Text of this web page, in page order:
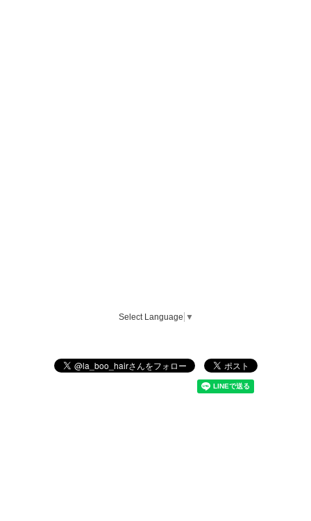
Select Language ▼